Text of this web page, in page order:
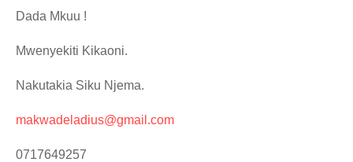
Dada Mkuu !
Mwenyekiti Kikaoni.
Nakutakia Siku Njema.
makwadeladius@gmail.com
0717649257